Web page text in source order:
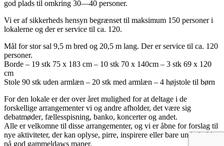
god plads til omkring 30—40 personer.
Vi er af sikkerheds hensyn begrænset til maksimum 150 personer i
lokalerne og der er service til ca. 120.
Mål for stor sal 9,5 m bred og 20,5 m lang. Der er service til ca. 120
personer.
Borde – 19 stk 75 x 183 cm – 10 stk 70 x 140cm – 3 stk 69 x 120
cm
Stole 90 stk uden armlæn – 20 stk med armlæn – 4 højstole til børn
For den lokale er der over året mulighed for at deltage i de
forskellige arrangementer vi og andre afholder, det være sig
debatmøder, fællesspisning, banko, koncerter og andet.
Alle er velkomne til disse arrangementer, og vi er åbne for forslag til
nye aktiviteter, der kan oplyse, pirre, inspirere eller bare underholde
på god gammeldaws maner.